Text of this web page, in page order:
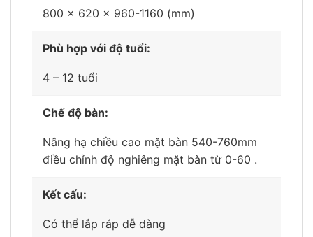
800 x 620 x 960-1160 (mm)
Phù hợp với độ tuổi:
4 – 12 tuổi
Chế độ bàn:
Nâng hạ chiều cao mặt bàn 540-760mm
điều chỉnh độ nghiêng mặt bàn từ 0-60 .
Kết cấu:
Có thể lắp ráp dễ dàng